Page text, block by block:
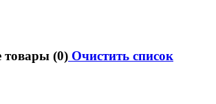
товары (0) Очистить список